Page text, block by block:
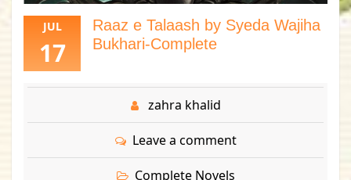
JUL
17
Raaz e Talaash by Syeda Wajiha
Bukhari-Complete
zahra khalid
Leave a comment
Complete Novels